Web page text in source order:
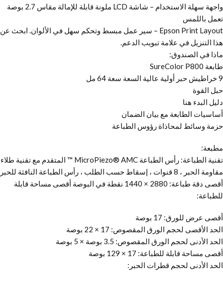
واجهة سهلة الاستخدام – شاشة LCD ملونة قابلة للإمالة مقاس 2.7 بوصة
تعمل باللمس
Epson Print Layout – سير عمل مبسط وتحكم سهل في الألوان. ابحث عن
هذا التنزيل في علامة تبويب الدعم.
ماذا في الصندوق:
طابعة SureColor P800
9 خراطيش حبر أولية عالية السعة سعة 64 مل
حبل القوة
دليل البدء هنا
أساسيات الطابعة مع بيان الضمان
حزمة وسائط لمحاذاة رؤوس الطباعة
مطبعة:
تقنية الطباعة: رأس الطباعة MicroPiezo® AMC ™ المتقدم مع تقنية طلاء
مقاومة الحبر ، 8 قنوات ، إسقاط حسب الطلب ، رأس الطباعة النافثة للحبر
أقصى دقة طباعة: 2880 × 1440 نقطة في البوصة أقصى مساحة قابلة
للطباعة:
أقصى عرض للورق: 17 بوصة
الحد الأقصى لحجم الورق المقصوص: 17 × 22 بوصة
الحد الأدنى لحجم الورق المقصوص: 3.5 بوصة × 5 بوصة
أقصى مساحة قابلة للطباعة: 17 × 129 بوصة
الحد الأدنى لحجم قطرات الحبر: